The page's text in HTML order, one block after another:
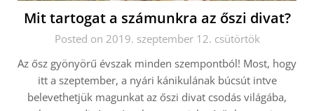
Mit tartogat a számunkra az őszi divat?
Posted on 2019. szeptember 12. csütörtök
Az ősz gyönyörű évszak minden szempontból! Most, hogy
itt a szeptember, a nyári kánikulának búcsút intve
belevethetjük magunkat az őszi divat csodás világába,